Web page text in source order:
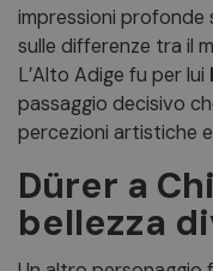
impressioni profonde
sulle differenze tra il
L’Alto Adige fu per lui
passaggio decisivo
percezioni artistiche
Dürer a
bellezza